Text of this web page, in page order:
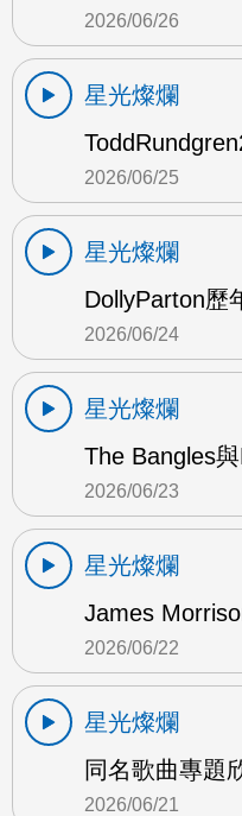
2026/06/26
星光燦爛
2026/06/25
星光燦爛
DollyParton歷
2026/06/24
星光燦爛
The Bangles
2026/06/23
星光燦爛
James
2026/06/22
星光燦爛
同名歌曲專題
2026/06/21